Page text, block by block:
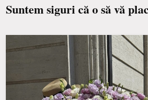
Suntem siguri că o să vă